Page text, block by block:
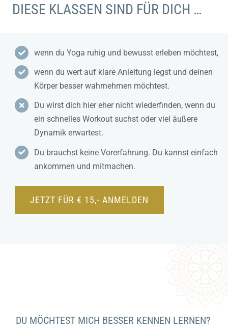
DIESE KLASSEN SIND FÜR DICH …
wenn du Yoga ruhig und bewusst erleben möchtest,
wenn du wert auf klare Anleitung legst und deinen
Körper besser wahrnehmen möchtest.
Du wirst dich hier eher nicht wiederfinden, wenn du
ein schnelles Workout suchst oder viel äußere
Dynamik erwartest.
Du brauchst keine Vorerfahrung. Du kannst einfach
ankommen und mitmachen.
JETZT FÜR € 15,- ANMELDEN
DU MÖCHTEST MICH BESSER KENNEN LERNEN?